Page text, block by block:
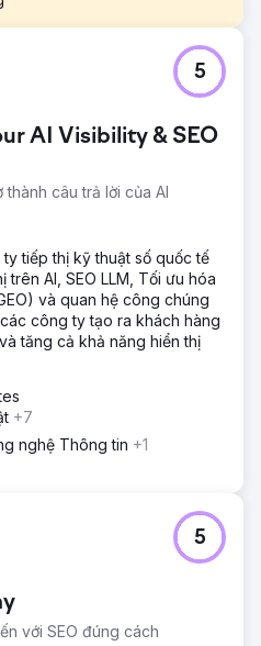
cầu ở Teotihuacan đã bão hòa
tranh nhau cho cùng một từ
Khách hàng đến rải rác từ
không có định vị rõ ràng.
nào để đưa không chỉ một mà
vực lên trang đầu tiên của
lẫn nhau, đồng thời xây
miền trong một thị trường
cho từng trang web với các
đồ chủ đề riêng biệt và
cho từng loại hình dịch vụ.
đoạn trích nổi bật và tổng
Chiến lược địa phương với
được tối ưu hóa theo vị trí.
chặn sự trùng lặp từ
cùng lĩnh vực.
hạng ở trang đầu tiên của
trong lĩnh vực này. Thống
(SERP) với các vị trí từ 1 đến
vào Google Ads. Là những
vực này xuất hiện trong các
AI Visibility & SEO
câu trả lời của AI
5
tiếp thị kỹ thuật số quốc tế
AI, SEO LLM, Tối ưu hóa
và quan hệ công chúng
công ty tạo ra khách hàng
tăng cả khả năng hiển thị
+7
nghệ Thông tin +1
với SEO đúng cách
5